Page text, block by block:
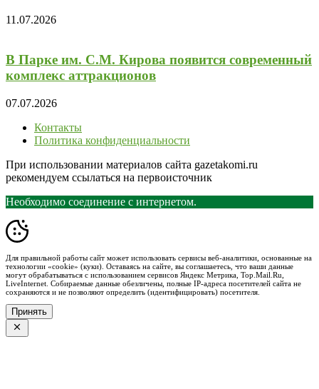
11.07.2026
В Парке им. С.М. Кирова появится современный
комплекс аттракционов
07.07.2026
Контакты
Политика конфиденциальности
При использовании материалов сайта gazetakomi.ru
рекомендуем ссылаться на первоисточник
Необходимо соединение с интернетом.
Для правильной работы сайт может использовать сервисы веб-аналитики, основанные на
технологии «cookie» (куки). Оставаясь на сайте, вы соглашаетесь, что ваши данные
могут обрабатываться с использованием сервисов Яндекс Метрика, Top.Mail.Ru,
LiveInternet. Собираемые данные обезличены, полные IP-адреса посетителей сайта не
сохраняются и не позволяют определить (идентифицировать) посетителя.
Принять